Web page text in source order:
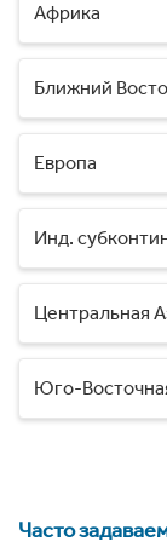
Африка
Ближний
Европа
Инд.
Центральная
Юго-
Часто